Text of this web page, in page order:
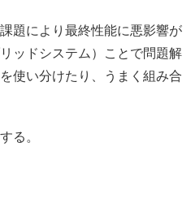
題により最終性能に悪影響が
ッドシステム）ことで問題解
使い分けたり、うまく組み合
る。